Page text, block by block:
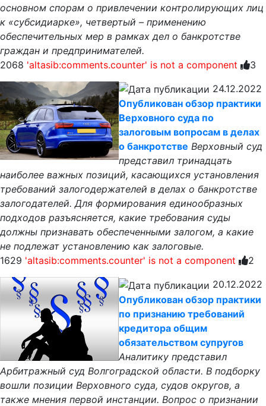
основном спорам о привлечении контролирующих лиц
к «субсидиарке», четвертый – применению
обеспечительных мер в рамках дел о банкротстве
граждан и предпринимателей.
2068 'altasib:comments.counter' is not a component
3
24.12.2022
Опубликован обзор практики
Верховного суда по
залоговым вопросам в делах
о банкротстве Верховный суд
представил тринадцать
наиболее важных позиций, касающихся установления
требований залогодержателей в делах о банкротстве
залогодателей. Для формирования единообразных
подходов разъясняется, какие требования суды
должны признавать обеспеченными залогом, а какие
не подлежат установлению как залоговые.
1629 'altasib:comments.counter' is not a component
2
20.12.2022
Опубликован обзор практики
по признанию требований
кредитора общим
обязательством супругов
Аналитику представил
Арбитражный суд Волгоградской области. В подборку
вошли позиции Верховного суда, судов округов, а
также мнения первой инстанции. Вопрос о признании